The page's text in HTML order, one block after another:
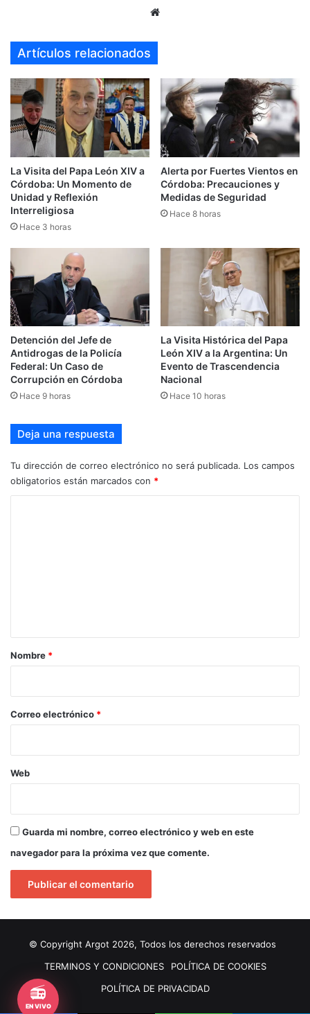
Artículos relacionados
La Visita del Papa León XIV a
Córdoba: Un Momento de
Unidad y Reflexión
Interreligiosa
Hace 3 horas
Alerta por Fuertes Vientos en
Córdoba: Precauciones y
Medidas de Seguridad
Hace 8 horas
Detención del Jefe de
Antidrogas de la Policía
Federal: Un Caso de
Corrupción en Córdoba
Hace 9 horas
La Visita Histórica del Papa
León XIV a la Argentina: Un
Evento de Trascendencia
Nacional
Hace 10 horas
Deja una respuesta
Tu dirección de correo electrónico no será publicada. Los campos
obligatorios están marcados con *
r
*
Nombre *
Correo electrónico *
Web
Guarda mi nombre, correo electrónico y web en este
navegador para la próxima vez que comente.
© Copyright Argot 2026, Todos los derechos reservados
TERMINOS Y CONDICIONES
POLÍTICA DE COOKIES
POLÍTICA DE PRIVACIDAD
📻
EN VIVO